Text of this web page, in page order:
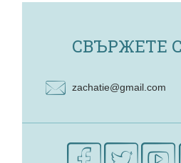
СВЪРЖЕТЕ
zachatie@gmail.com